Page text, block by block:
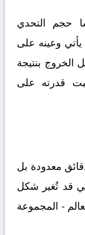
حجم التحدي
وعينه على
الخروج بنتيجة
قدرته على
معدودة بل
قد تُغير شكل
- المجموعة